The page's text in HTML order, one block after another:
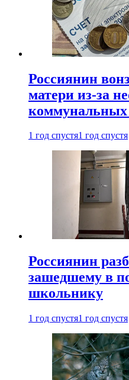
Россиянин
матери из-за
коммунальных
1 год спустя1 год спустя
Россиянин
зашедшему в
школьнику
1 год спустя1 год спустя